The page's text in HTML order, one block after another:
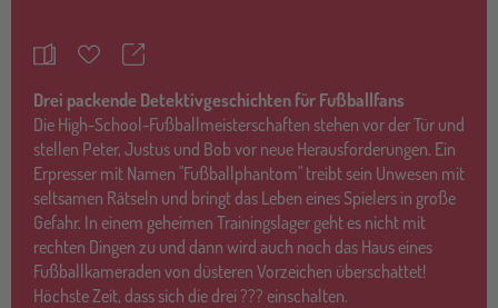
MerkzettelTeilen
Drei packende Detektivgeschichten für Fußballfans
Die High-School-Fußballmeisterschaften stehen vor der Tür und
stellen Peter, Justus und Bob vor neue Herausforderungen. Ein
Erpresser mit Namen "Fußballphantom" treibt sein Unwesen mit
seltsamen Rätseln und bringt das Leben eines Spielers in große
Gefahr. In einem geheimen Trainingslager geht es nicht mit
rechten Dingen zu und dann wird auch noch das Haus eines
Fußballkameraden von düsteren Vorzeichen überschattet!
Höchste Zeit, dass sich die drei ??? einschalten.